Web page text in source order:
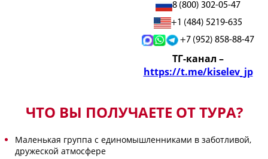
8 (800) 302-05-47
+1 (484) 5219-635
+7 (952) 858-88-47
ТГ-канал –
https://t.me/kiselev_jp
ЧТО ВЫ ПОЛУЧАЕТЕ ОТ ТУРА?
Маленькая группа с единомышленниками в заботливой,
дружеской атмосфере